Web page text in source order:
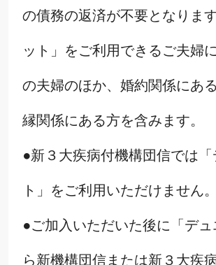
の債務の返済が不要となりま
ット」をご利用できるご夫婦
の夫婦のほか、婚約関係にあ
縁関係にある方を含みます。
●新３大疾病付機構団信では「
ト」をご利用いただけません。
●ご加入いただいた後に「デ
ら新機構団信または新３大疾